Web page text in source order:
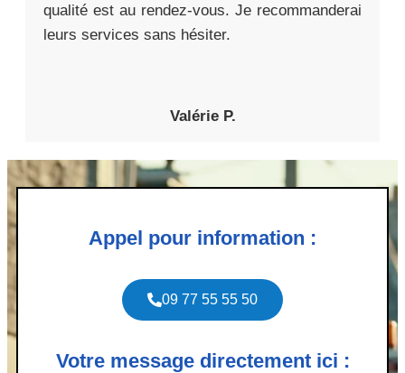
qualité est au rendez-vous. Je recommanderai
leurs services sans hésiter.
Valérie P.
Appel pour information :
09 77 55 55 50
Votre message directement ici :